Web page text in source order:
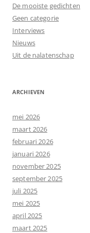
De mooiste gedichten
Geen categorie
Interviews
Nieuws
Uit de nalatenschap
ARCHIEVEN
mei 2026
maart 2026
februari 2026
januari 2026
november 2025
september 2025
juli 2025
mei 2025
april 2025
maart 2025